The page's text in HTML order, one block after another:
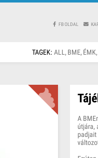
FB OLDAL
TAGEK: ALL BME ÉMK
A
útjára,
padjait